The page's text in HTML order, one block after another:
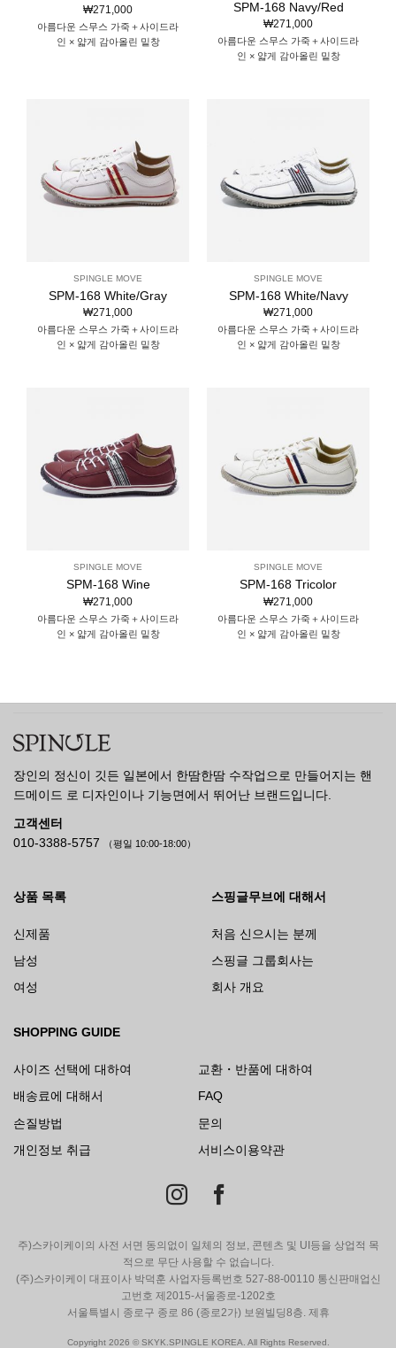
₩271,000
아름다운 스무스 가죽＋사이드라
인 × 얇게 감아올린 밑창
SPM-168 Navy/Red
₩271,000
아름다운 스무스 가죽＋사이드라
인 × 얇게 감아올린 밑창
SPINGLE MOVE
SPM-168 White/Gray
₩271,000
아름다운 스무스 가죽＋사이드라
인 × 얇게 감아올린 밑창
SPINGLE MOVE
SPM-168 White/Navy
₩271,000
아름다운 스무스 가죽＋사이드라
인 × 얇게 감아올린 밑창
SPINGLE MOVE
SPM-168 Wine
₩271,000
아름다운 스무스 가죽＋사이드라
인 × 얇게 감아올린 밑창
SPINGLE MOVE
SPM-168 Tricolor
₩271,000
아름다운 스무스 가죽＋사이드라
인 × 얇게 감아올린 밑창
장인의 정신이 깃든 일본에서 한땀한땀 수작업으로 만들어지는 핸
드메이드 로 디자인이나 기능면에서 뛰어난 브랜드입니다.
고객센터
010-3388-5757
（평일 10:00-18:00）
상품 목록
신제품
남성
여성
스핑글무브에 대해서
처음 신으시는 분께
스핑글 그룹회사는
회사 개요
SHOPPING GUIDE
사이즈 선택에 대하여
교환・반품에 대하여
배송료에 대해서
FAQ
손질방법
문의
개인정보 취급
서비스이용약관
주)스카이케이의 사전 서면 동의없이 일체의 정보, 콘텐츠 및 UI등을 상업적 목
적으로 무단 사용할 수 없습니다.
(주)스카이케이 대표이사 박덕훈 사업자등록번호 527-88-00110 통신판매업신
고번호 제2015-서울종로-1202호
서울특별시 종로구 종로 86 (종로2가) 보원빌딩8층. 제휴
Copyright 2026 © SKYK.SPINGLE KOREA. All Rights Reserved.